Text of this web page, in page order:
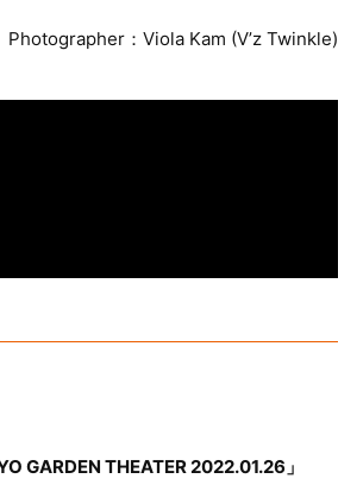
Photographer：Viola Kam (V’z Twinkle)
GARDEN THEATER 2022.01.26」